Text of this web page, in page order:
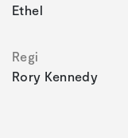
Ethel
Regi
Rory Kennedy